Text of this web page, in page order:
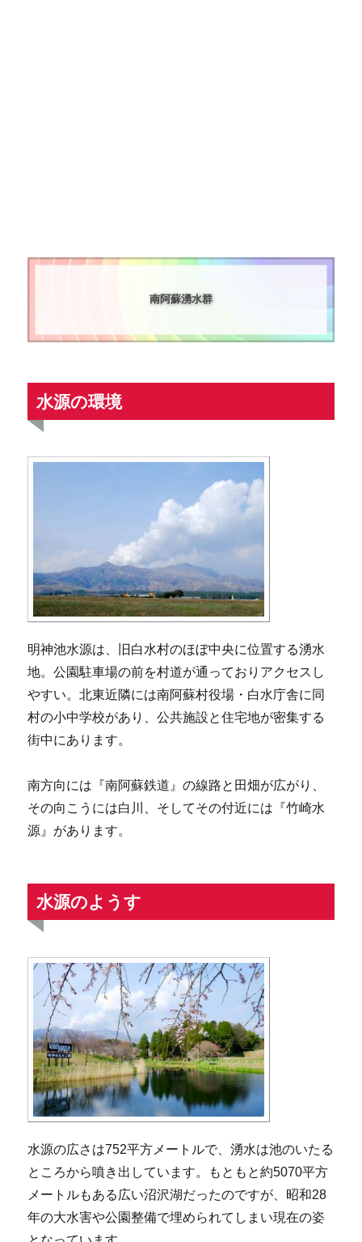
南阿蘇湧水群
水源の環境
明神池水源は、旧白水村のほぼ中央に位置する湧水
地。公園駐車場の前を村道が通っておりアクセスし
やすい。北東近隣には南阿蘇村役場・白水庁舎に同
村の小中学校があり、公共施設と住宅地が密集する
街中にあります。
南方向には『南阿蘇鉄道』の線路と田畑が広がり、
その向こうには白川、そしてその付近には『竹崎水
源』があります。
水源のようす
水源の広さは752平方メートルで、湧水は池のいたる
ところから噴き出しています。もともと約5070平方
メートルもある広い沼沢湖だったのですが、昭和28
年の大水害や公園整備で埋められてしまい現在の姿